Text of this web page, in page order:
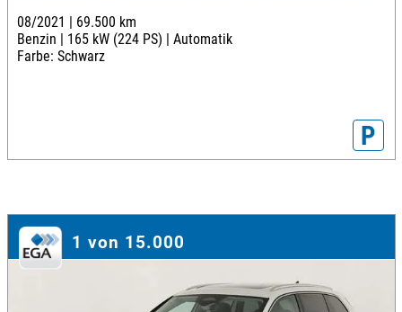
08/2021 | 69.500 km
Benzin | 165 kW (224 PS) | Automatik
Farbe: Schwarz
P
1 von 15.000